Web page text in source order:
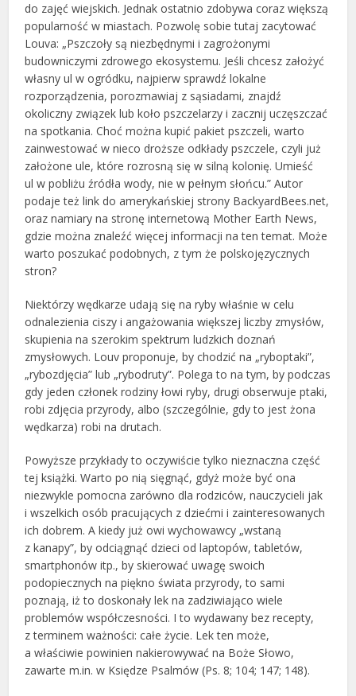
do zajęć wiejskich. Jednak ostatnio zdobywa coraz większą
popularność w miastach. Pozwolę sobie tutaj zacytować
Louva: „Pszczoły są niezbędnymi i zagrożonymi
budowniczymi zdrowego ekosystemu. Jeśli chcesz założyć
własny ul w ogródku, najpierw sprawdź lokalne
rozporządzenia, porozmawiaj z sąsiadami, znajdź
okoliczny związek lub koło pszczelarzy i zacznij uczęszczać
na spotkania. Choć można kupić pakiet pszczeli, warto
zainwestować w nieco droższe odkłady pszczele, czyli już
założone ule, które rozrosną się w silną kolonię. Umieść
ul w pobliżu źródła wody, nie w pełnym słońcu.” Autor
podaje też link do amerykańskiej strony BackyardBees.net,
oraz namiary na stronę internetową Mother Earth News,
gdzie można znaleźć więcej informacji na ten temat. Może
warto poszukać podobnych, z tym że polskojęzycznych
stron?
Niektórzy wędkarze udają się na ryby właśnie w celu
odnalezienia ciszy i angażowania większej liczby zmysłów,
skupienia na szerokim spektrum ludzkich doznań
zmysłowych. Louv proponuje, by chodzić na „ryboptaki”,
„rybozdjęcia” lub „rybodruty”. Polega to na tym, by podczas
gdy jeden członek rodziny łowi ryby, drugi obserwuje ptaki,
robi zdjęcia przyrody, albo (szczególnie, gdy to jest żona
wędkarza) robi na drutach.
Powyższe przykłady to oczywiście tylko nieznaczna część
tej książki. Warto po nią sięgnąć, gdyż może być ona
niezwykle pomocna zarówno dla rodziców, nauczycieli jak
i wszelkich osób pracujących z dziećmi i zainteresowanych
ich dobrem. A kiedy już owi wychowawcy „wstaną
z kanapy”, by odciągnąć dzieci od laptopów, tabletów,
smartphonów itp., by skierować uwagę swoich
podopiecznych na piękno świata przyrody, to sami
poznają, iż to doskonały lek na zadziwiająco wiele
problemów współczesności. I to wydawany bez recepty,
z terminem ważności: całe życie. Lek ten może,
a właściwie powinien nakierowywać na Boże Słowo,
zawarte m.in. w Księdze Psalmów (Ps. 8; 104; 147; 148).